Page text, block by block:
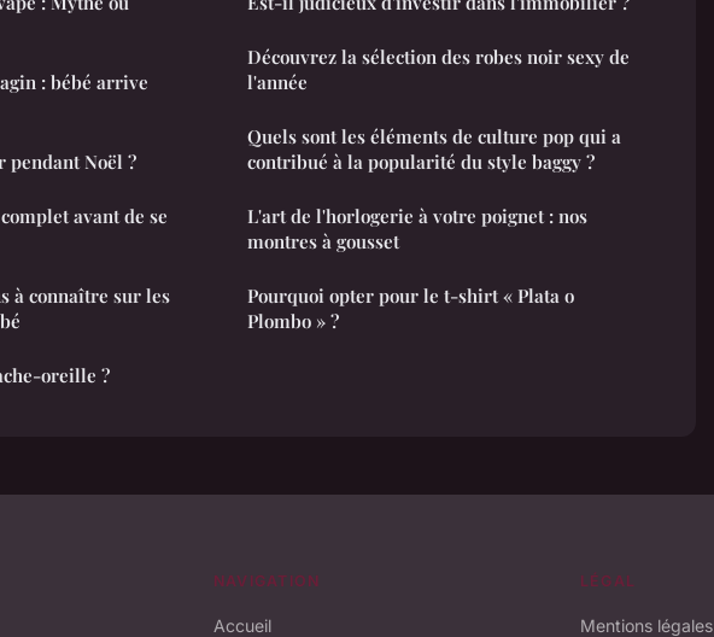
: bébé arrive
pendant Noël ?
avant de se
à connaître sur les
oreille ?
Découvrez la sélection des robes noir sexy de
l'année
Quels sont les éléments de culture pop qui a
contribué à la popularité du style baggy ?
L'art de l'horlogerie à votre poignet : nos
montres à gousset
Pourquoi opter pour le t-shirt « Plata o
Plombo » ?
NAVIGATION
Accueil
LÉGAL
Mentions légales